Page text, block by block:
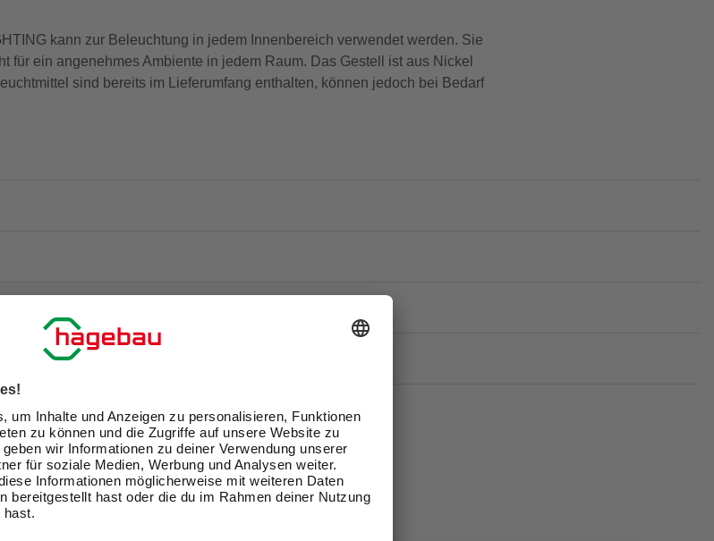
kann zur Beleuchtung in jedem Innenbereich verwendet werden. Sie
ein angenehmes Ambiente in jedem Raum. Das Gestell ist aus Nickel
sind bereits im Lieferumfang enthalten, können jedoch bei Bedarf